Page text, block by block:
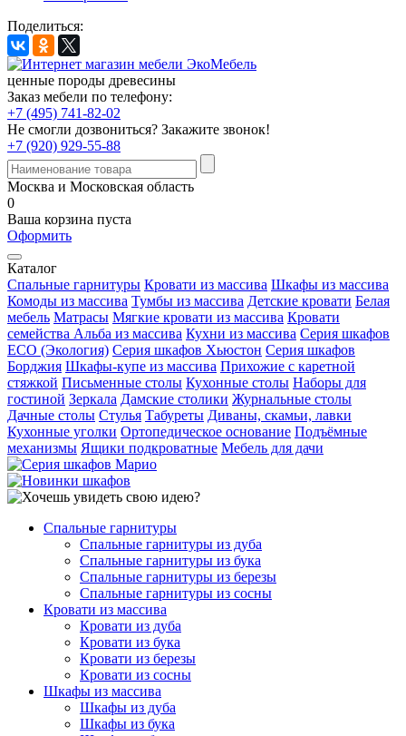
Поделиться:
ценные породы древесины
Заказ мебели по телефону:
+7 (495) 741-82-02
Не смогли дозвониться? Закажите звонок!
+7 (920) 929-55-88
Москва и Московская область
0
Ваша корзина пуста
Оформить
Каталог
Спальные гарнитуры Кровати из массива Шкафы из массива
Комоды из массива Тумбы из массива Детские кровати Белая
мебель Матрасы Мягкие кровати из массива Кровати
семейства Альба из массива Кухни из массива Серия шкафов
ECO (Экология) Серия шкафов Хьюстон Серия шкафов
Борджия Шкафы-купе из массива Прихожие с каретной
стяжкой Письменные столы Кухонные столы Наборы для
гостиной Зеркала Дамские столики Журнальные столы
Дачные столы Стулья Табуреты Диваны, скамьи, лавки
Кухонные уголки Ортопедическое основание Подъёмные
механизмы Ящики подкроватные Мебель для дачи
Спальные гарнитуры
Спальные гарнитуры из дуба
Спальные гарнитуры из бука
Спальные гарнитуры из березы
Спальные гарнитуры из сосны
Кровати из массива
Кровати из дуба
Кровати из бука
Кровати из березы
Кровати из сосны
Шкафы из массива
Шкафы из дуба
Шкафы из бука